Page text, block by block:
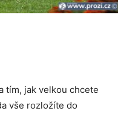
tím, jak velkou chcete
vše rozložíte do